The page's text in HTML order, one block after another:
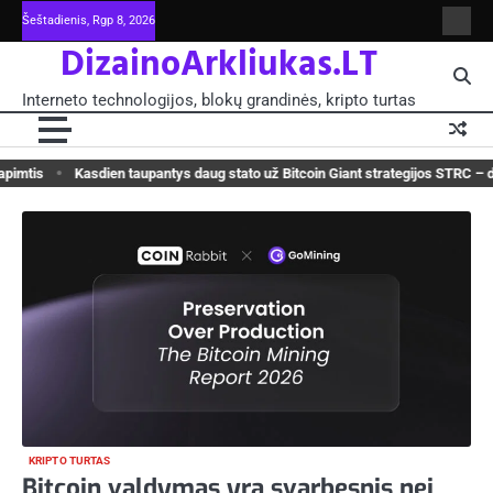
Skip
to
Šeštadienis, Rgp 8, 2026
ir
blokų
-
DizainoArkliukas.LT
Interneto technologijos, blokų grandinės, kripto turtas
Kasdien taupantys daug stato už Bitcoin Giant strategijos STRC – dabar jis
KRIPTO TURTAS